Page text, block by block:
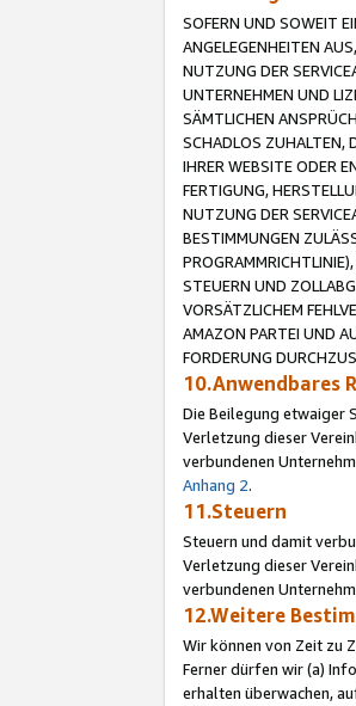
SOFERN UND SOWEIT
ANGELEGENHEITEN
NUTZUNG DER
UNTERNEHMEN UND
SÄMTLICHEN
SCHADLOS ZUHALTEN,
IHRER WEBSITE ODER
FERTIGUNG,
NUTZUNG DER
BESTIMMUNGEN
STEUERN UND
VORSÄTZLICHEM
AMAZON PARTEI UND
FORDERUNG
10.Anwendbares
Die Beilegung etwaiger
Verletzung dieser
verbundenen
Anhang 2.
11.Steuern
Steuern und damit
Verletzung dieser
verbundenen
12.Weitere
Wir können von Zeit zu
Ferner dürfen wir (a)
erhalten überwachen,